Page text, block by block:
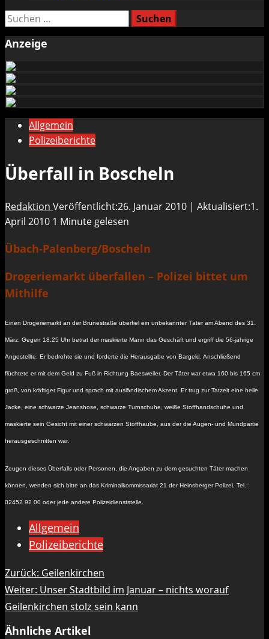
Suchen
Anzeige
Allgemein
Polizeiberichte
Überfall in Boscheln
Redaktion Veröffentlicht:26. Januar 2010 | Aktualisiert:1.
April 2010 1 Minute gelesen
Übach-Palenberg/Boscheln
Drogeriemarkt überfallen – Polizei bittet um
Mithilfe
Einen Drogeriemarkt an der Brünestraße überfiel ein unbekannter Täter am Abend des 31.
März. Gegen 18.25 Uhr betrat der maskierte Mann das Geschäft und ergriff die 56-jährige
Angestellte. Er bedrohte sie und forderte die Herausgabe von Bargeld. Anschließend
flüchtete er mit dem Geld zu Fuß in Richtung Baesweiler. Der Täter war etwa 160 bis 165 cm
groß, von kräftiger Figur und sprach mit ausländischem Akzent. Er trug zur Tatzeit eine helle
Jacke, eine schwarze Jeanshose, schwarze Turnschuhe, weiße Stoffhandschuhe und
maskierte sein Gesicht mit einer schwarzen Stoffhaube, aus der die Augen- und Mundpartie
herausgeschnitten war.
Zeugen dieses Überfalls oder Personen, die Angaben zu dem gesuchten Täter machen
können, wenden sich bitte an das Kriminalkommissariat 21 der Heinsberger Polizei, Tel.:
02452 92 00 oder jede andere Polizeidienststelle.
Allgemein
Polizeiberichte
Beitragsnavigation
Zurück: Geilenkirchen
Weiter: Unser Stadtbild im Januar – nichts worauf
Geilenkirchen stolz sein kann
Ähnliche Artikel